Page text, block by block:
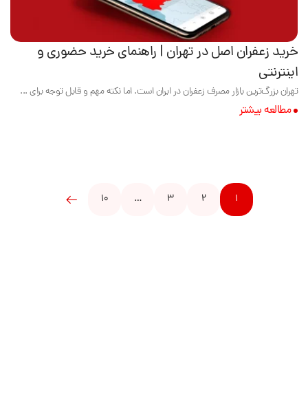
خرید زعفران اصل در تهران | راهنمای خرید حضوری و
اینترنتی
تهران بزرگ‌ترین بازار مصرف زعفران در ایران است. اما نکته مهم و قابل توجه برای ...
مطالعه بیشتر
1
2
3
…
10